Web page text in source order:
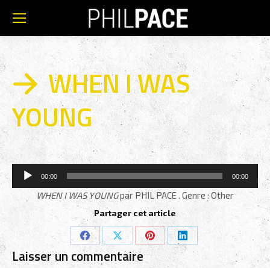
WHEN I WAS
YOUNG
Lecteur
audio
00:00 00:00
WHEN I WAS YOUNGpar PHIL PACE . Genre : Other
Partager cet article
Partager
sur
Partager
sur
Partager
sur
Partager
Laisser un commentaire